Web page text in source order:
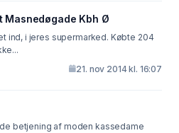
Masnedøgade Kbh Ø
ind, i jeres supermarked. Købte 204
21. nov 2014 kl. 16:07
betjening af moden kassedame